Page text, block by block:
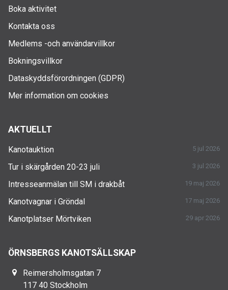
Boka aktivitet
Kontakta oss
Medlems -och användarvillkor
Bokningsvillkor
Dataskyddsförordningen (GDPR)
Mer information om cookies
AKTUELLT
Kanotauktion 5 jul 2026
Tur i skärgården 20-23 juli 3 jul 2026
Intresseanmälan till SM i drakbåt 19 maj 2026
Kanotvagnar i Gröndal 17 maj 2026
Kanotplatser Mörtviken 29 apr 2026
ÖRNSBERGS KANOTSÄLLSKAP
Reimersholmsgatan 7
117 40 Stockholm